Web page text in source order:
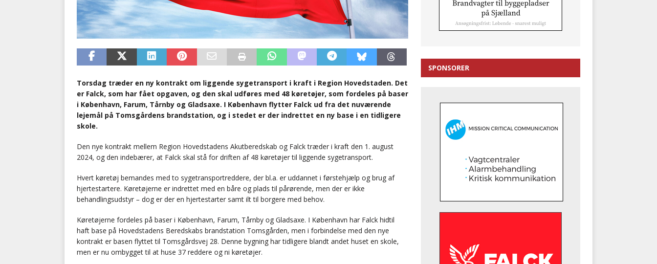
Torsdag træder en ny kontrakt om liggende sygetransport i kraft i Region Hovedstaden. Det
er Falck, som har fået opgaven, og den skal udføres med 48 køretøjer, som fordeles på baser
i København, Farum, Tårnby og Gladsaxe. I København flytter Falck ud fra det nuværende
lejemål på Tomsgårdens brandstation, og i stedet er der indrettet en ny base i en tidligere
skole.
Den nye kontrakt mellem Region Hovedstadens Akutberedskab og Falck træder i kraft den 1. august
2024, og den indebærer, at Falck skal stå for driften af 48 køretøjer til liggende sygetransport.
Hvert køretøj bemandes med to sygetransportreddere, der bl.a. er uddannet i førstehjælp og brug af
hjertestartere. Køretøjerne er indrettet med en båre og plads til pårørende, men der er ikke
behandlingsudstyr – dog er der en hjertestarter samt ilt til borgere med behov.
Køretøjerne fordeles på baser i København, Farum, Tårnby og Gladsaxe. I København har Falck hidtil
haft base på Hovedstadens Beredskabs brandstation Tomsgården, men i forbindelse med den nye
kontrakt er basen flyttet til Tomsgårdsvej 28. Denne bygning har tidligere blandt andet huset en skole,
men er nu ombygget til at huse 37 reddere og ni køretøjer.
SPONSORER